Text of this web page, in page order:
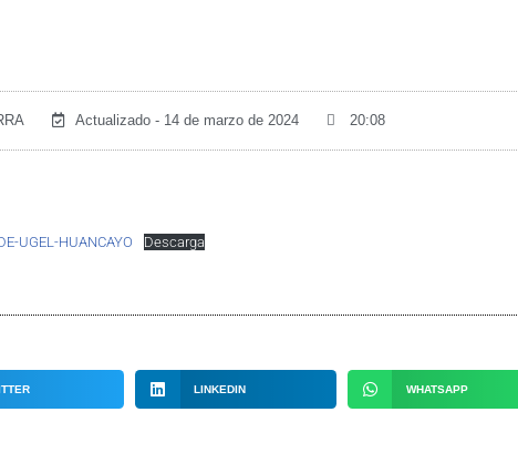
Actualizado - 14 de marzo de 2024 20:08
UGEL-HUANCAYO Descarga
LINKEDIN WHATSAPP